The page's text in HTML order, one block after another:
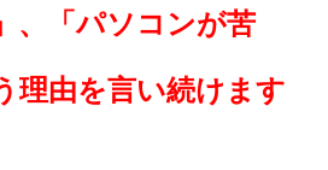
「パソコンが苦
由を言い続けます